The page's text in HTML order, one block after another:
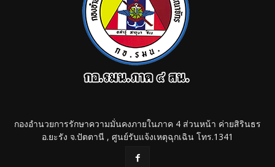
กองอำนวยการรักษาความมั่นคงภายในภาค 4 ส่วนหน้า ค่ายสิรินธร
อ.ยะรัง จ.ปัตตานี , ศูนย์รับแจ้งเหตุฉุกเฉิน โทร.1341